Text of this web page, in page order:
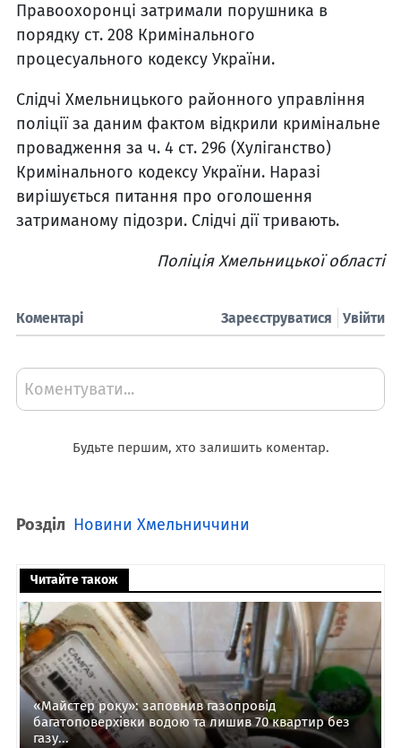
Правоохоронці затримали порушника в
порядку ст. 208 Кримінального
процесуального кодексу України.
Слідчі Хмельницького районного управління
поліції за даним фактом відкрили кримінальне
провадження за ч. 4 ст. 296 (Хуліганство)
Кримінального кодексу України. Наразі
вирішується питання про оголошення
затриманому підозри. Слідчі дії тривають.
Поліція Хмельницької області
Коментарі Увійти
Зареєструватися
Коментувати...
Будьте першим, хто залишить коментар.
Розділ Новини Хмельниччини
Читайте також
«Майстер року»: заповнив газопровід
багатоповерхівки водою та лишив 70 квартир без
газу...